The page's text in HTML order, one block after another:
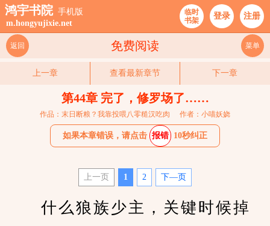
鸿宇书院 手机版
m.hongyujixie.net
临时
书架
登录 注册
免费阅读
返回 菜单
上一章 查看最新章节 下一章
第44章 完了，修罗场了……
作品：末日断粮？我靠投喂八零糙汉吃肉 作者：小喵妖娆
如果本章错误，请点击 报错 10秒纠正
上一页 1 2 下—页
什么狼族少主，关键时候掉